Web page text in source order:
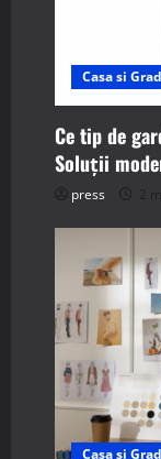
n
Casa si
Ce tip de
Soluții
press 2
Casa si